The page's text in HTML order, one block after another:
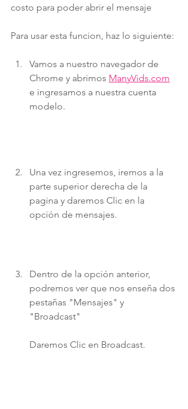
costo para poder abrir el mensaje
Para usar esta funcion, haz lo siguiente:
Vamos a nuestro navegador de
Chrome y abrimos ManyVids.com
e ingresamos a nuestra cuenta
modelo.
Una vez ingresemos, iremos a la
parte superior derecha de la
pagina y daremos Clic en la
opción de mensajes.
Dentro de la opción anterior,
podremos ver que nos enseña dos
pestañas "Mensajes" y
"Broadcast"
Daremos Clic en Broadcast.